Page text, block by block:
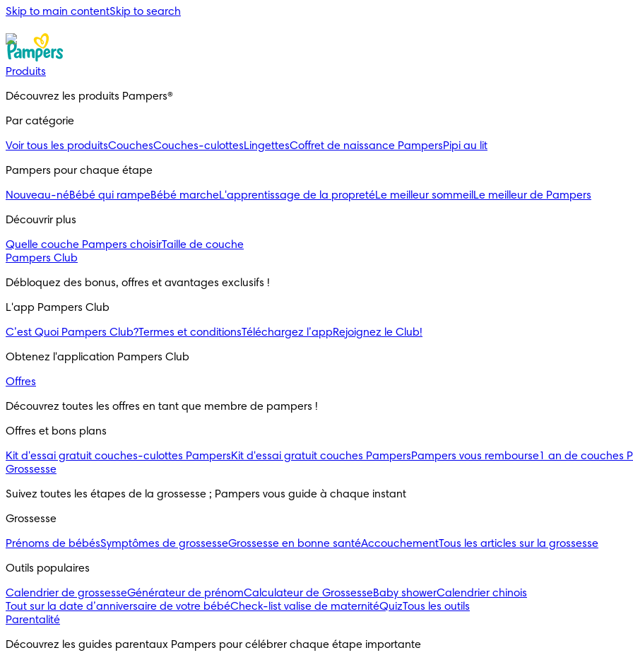
Skip to main contentSkip to search
Produits
Découvrez les produits Pampers®
Par catégorie
Voir tous les produitsCouchesCouches-culottesLingettesCoffret de naissance PampersPipi au lit
Pampers pour chaque étape
Nouveau-néBébé qui rampeBébé marcheL'apprentissage de la propretéLe meilleur sommeil Le meilleur de Pampers
Découvrir plus
Quelle couche Pampers choisirTaille de couche
Pampers Club
Débloquez des bonus, offres et avantages exclusifs !
L'app Pampers Club
C’est Quoi Pampers Club?Termes et conditionsTéléchargez l’appRejoignez le Club!
Obtenez l'application Pampers Club
Offres
Découvrez toutes les offres en tant que membre de pampers !
Offres et bons plans
Kit d'essai gratuit couches-culottes PampersKit d'essai gratuit couches PampersPampers vous rembourse1 an de couches
Grossesse
Suivez toutes les étapes de la grossesse ; Pampers vous guide à chaque instant
Grossesse
Prénoms de bébésSymptômes de grossesseGrossesse en bonne santéAccouchementTous les articles sur la grossesse
Outils populaires
Calendrier de grossesseGénérateur de prénomCalculateur de GrossesseBaby showerCalendrier chinois
Tout sur la date d’anniversaire de votre bébéCheck-list valise de maternitéQuizTous les outils
Parentalité
Découvrez les guides parentaux Pampers pour célébrer chaque étape importante